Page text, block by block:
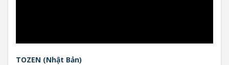
TOZEN (Nhật Bản)